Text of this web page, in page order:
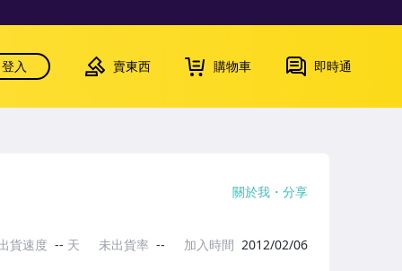
登入 賣東西 購物車 即時通
關於我 分享
貨速度 -- 天 未出貨率 -- 加入時間 2012/02/06